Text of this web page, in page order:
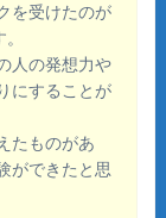
を受けたのが
人の発想力や
にすることが
たものがあ
ができたと思